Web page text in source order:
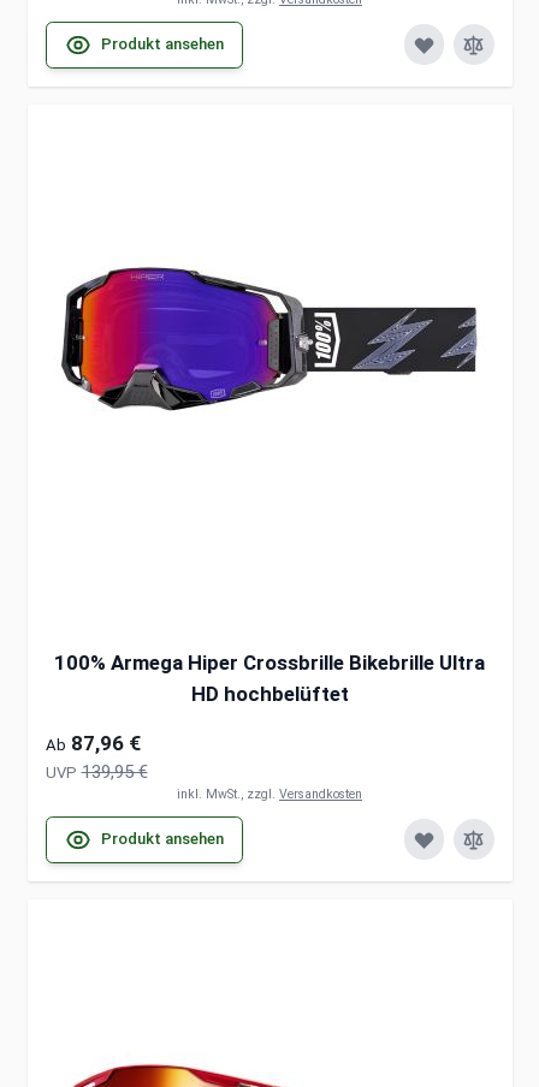
Produkt ansehen
100% Armega Hiper Crossbrille Bikebrille Ultra
HD hochbelüftet
Ab 87,96 €
UVP 139,95 €
inkl. MwSt., zzgl. Versandkosten
Produkt ansehen